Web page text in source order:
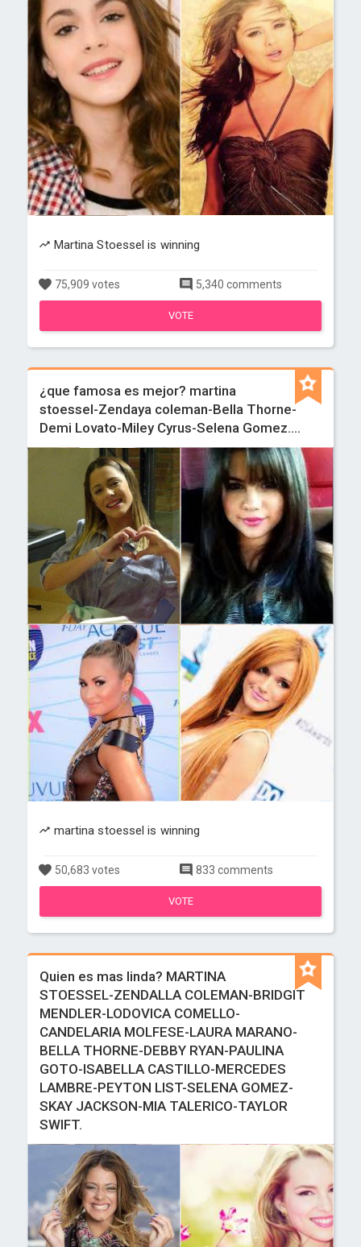
Martina Stoessel is winning
75,909 votes 5,340 comments
VOTE
¿que famosa es mejor? martina
stoessel-Zendaya coleman-Bella Thorne-
Demi Lovato-Miley Cyrus-Selena Gomez....
martina stoessel is winning
50,683 votes 833 comments
VOTE
Quien es mas linda? MARTINA
STOESSEL-ZENDALLA COLEMAN-BRIDGIT
MENDLER-LODOVICA COMELLO-
CANDELARIA MOLFESE-LAURA MARANO-
BELLA THORNE-DEBBY RYAN-PAULINA
GOTO-ISABELLA CASTILLO-MERCEDES
LAMBRE-PEYTON LIST-SELENA GOMEZ-
SKAY JACKSON-MIA TALERICO-TAYLOR
SWIFT.